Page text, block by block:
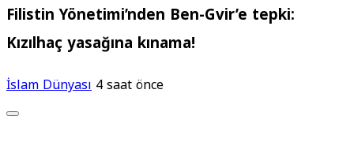
Filistin Yönetimi’nden Ben-Gvir’e tepki:
Kızılhaç yasağına kınama!
İslam Dünyası4 saat önce